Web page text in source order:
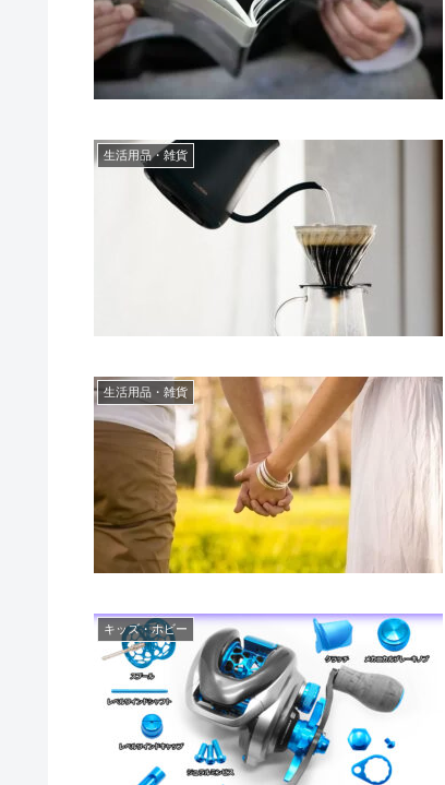
生活用品・雑貨
生活用品・雑貨
キッズ・ホビー